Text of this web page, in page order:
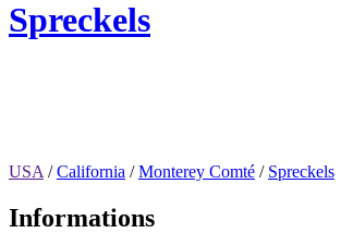
Spreckels
USA /California /Monterey Comté / Spreckels
Informations